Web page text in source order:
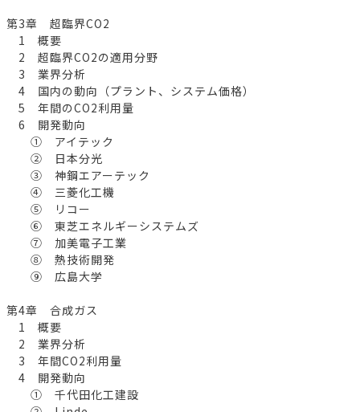
第3章 超臨界CO2
1 概要
2 超臨界CO2の適用分野
3 業界分析
4 国内の動向（プラント、システム価格）
5 年間のCO2利用量
6 開発動向
① アイテック
② 日本分光
③ 神鋼エアーテック
④ 三菱化工機
⑤ リコー
⑥ 東芝エネルギーシステムズ
⑦ 加美電子工業
⑧ 熱技術開発
⑨ 広島大学
第4章 合成ガス
1 概要
2 業界分析
3 年間CO2利用量
4 開発動向
① 千代田化工建設